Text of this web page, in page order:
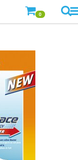
0